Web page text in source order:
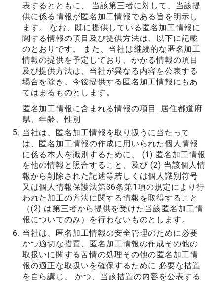
表するとともに、 当該第三者に対して、当該提
供に係る情報が匿名加工情報である旨を明示し
ます。 なお、既に提供している匿名加工情報に
関する情報の項目及び提供方法は、以下に記載
のとおりです。 また、当社は継続的な匿名加工
情報の提供を予定しており、かかる情報の項目
及び提供方法は、当社が異なる内容を公表する
場合を除き、今後提供する匿名加工情報にもあ
てはまるものとします。
匿名加工情報に含まれる情報の項目: 居住都道府
県、年齢、性別
当社は、匿名加工情報を取り扱うに当たって
は、匿名加工情報の作成に用いられた個人情報
に係る本人を識別するために、 (1) 匿名加工情報
を他の情報と照合すること、及び (2) 当該個人情
報から削除された記述等若しくは個人識別符号
又は個人情報保護法第36条第1項の規定により行
われた加工の方法に関する情報を取得すること
（(2) は第三者から提供を受けた当該匿名加工情
報についてのみ）を行わないものとします。
当社は、匿名加工情報の安全管理のために必要
かつ適切な措置、匿名加工情報の作成その他の
取扱いに関する苦情の処理その他の匿名加工情
報の適正な取扱いを確保するために 必要な措置
を自ら講じ、 かつ、当該措置の内容を公表する